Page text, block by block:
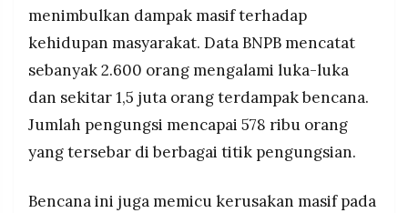
menimbulkan dampak masif terhadap
kehidupan masyarakat. Data BNPB mencatat
sebanyak 2.600 orang mengalami luka-luka
dan sekitar 1,5 juta orang terdampak bencana.
Jumlah pengungsi mencapai 578 ribu orang
yang tersebar di berbagai titik pengungsian.
Bencana ini juga memicu kerusakan masif pada